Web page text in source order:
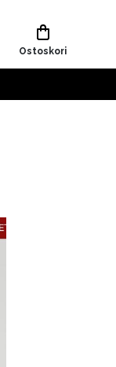
Ostoskori